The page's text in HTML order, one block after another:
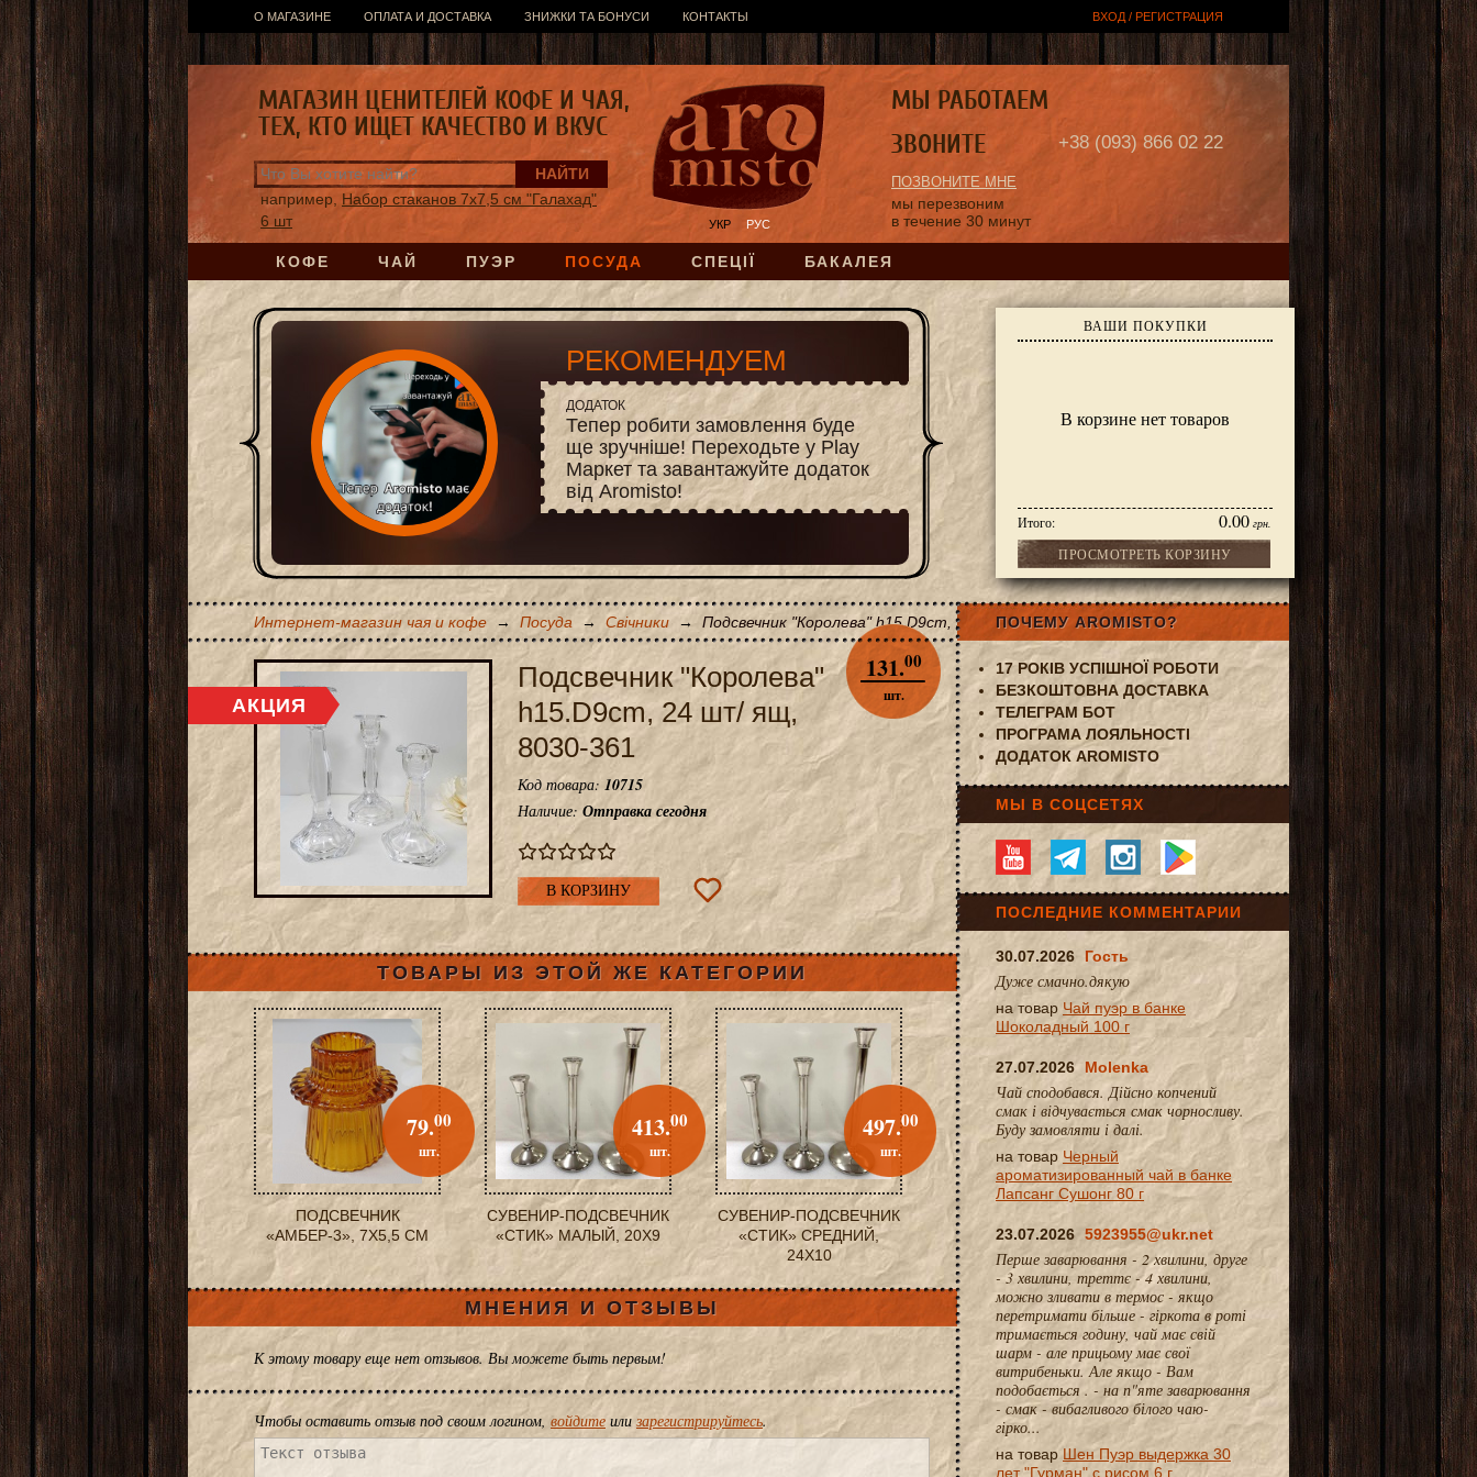
О МАГАЗИНЕ ОПЛАТА И ДОСТАВКА ЗНИЖКИ ТА БОНУСИ КОНТАКТЫ ВХОД / РЕГИСТРАЦИЯ
КОФЕ ЧАЙ ПУЭР ПОСУДА СПЕЦІЇ БАКАЛЕЯ
УКР РУС
например, Набор стаканов 7х7,5 см "Галахад"
6 шт
ВАШИ ПОКУПКИ
В корзине нет товаров
Итого: 0.00 грн.
ПРОСМОТРЕТЬ КОРЗИНУ
+38 (093) 866 02 22
ПОЗВОНИТЕ МНЕ
мы перезвоним
в течение 30 минут
МАГАЗИН ЦЕНИТЕЛЕЙ КОФЕ И ЧАЯ,
ТЕХ, КТО ИЩЕТ КАЧЕСТВО И ВКУС
МЫ РАБОТАЕМ
ЗВОНИТЕ
РЕКОМЕНДУЕМ
ДОДАТОК
Тепер робити замовлення буде
ще зручніше! Переходьте у Play
Маркет та завантажуйте додаток
від Aromisto!
Интернет-магазин чая и кофе → Посуда → Свічники → Подсвечник "Королева" h15.D9cm, 24 шт/ ящ, 8030-361
Подсвечник "Королева"
h15.D9cm, 24 шт/ ящ,
8030-361
131.00
шт.
Код товара: 10715
Наличие: Отправка сегодня
В КОРЗИНУ
ТОВАРЫ ИЗ ЭТОЙ ЖЕ КАТЕГОРИИ
ПОДСВЕЧНИК
«АМБЕР-3», 7X5,5 СМ
79.00
шт.
СУВЕНИР-ПОДСВЕЧНИК
«СТИК» МАЛЫЙ, 20X9
413.00
шт.
СУВЕНИР-ПОДСВЕЧНИК
«СТИК» СРЕДНИЙ,
24X10
497.00
шт.
МНЕНИЯ И ОТЗЫВЫ
К этому товару еще нет отзывов. Вы можете быть первым!
Чтобы оставить отзыв под своим логином, войдите или зарегистрируйтесь.
ПОЧЕМУ AROMISTO?
17 РОКІВ УСПІШНОЇ РОБОТИ
БЕЗКОШТОВНА ДОСТАВКА
ТЕЛЕГРАМ БОТ
ПРОГРАМА ЛОЯЛЬНОСТІ
ДОДАТОК AROMISTO
МЫ В СОЦСЕТЯХ
ПОСЛЕДНИЕ КОММЕНТАРИИ
30.07.2026 Гость
Дуже смачно.дякую
на товар Чай пуэр в банке
Шоколадный 100 г
27.07.2026 Molenka
Чай сподобався. Дійсно копчений
смак і відчувається смак чорносливу.
Буду замовляти і далі.
на товар Черный
ароматизированный чай в банке
Лапсанг Сушонг 80 г
23.07.2026 5923955@ukr.net
Перше заварювання - 2 хвилини, друге
- 3 хвилини, треттє - 4 хвилини,
можно зливати в термос - якщо
перетримати більше - гіркота в роті
тримається годину, чай має свій
шарм - але прицьому має свої
витрибеньки. Але якщо - Вам
подобається . - на п"яте заварювання
- смак - вибагливого білого чаю-
гірко...
на товар Шен Пуэр выдержка 30
лет "Гурман" с рисом 6 г